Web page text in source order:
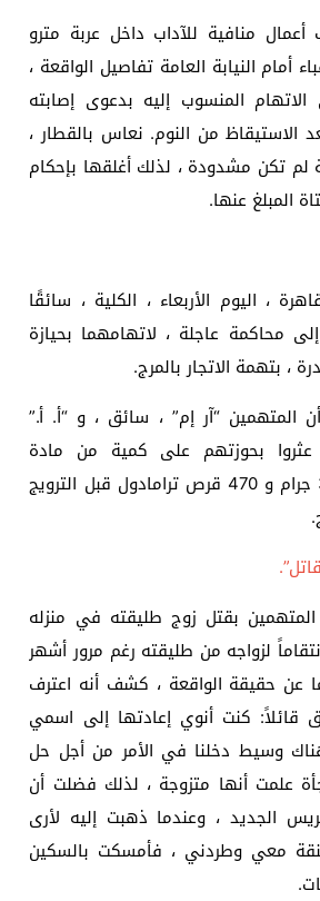
منافية للآداب داخل عربة مترو
أمام النيابة العامة تفاصيل الواقعة ،
المنسوب إليه بدعوى إصابته
الاستيقاظ من النوم. نعاس بالقطار ،
لم تكن مشدودة ، لذلك أغلقها بإحكام
المبلغ عنها.
، اليوم الأربعاء ، الكلية ، سائقًا
محاكمة عاجلة ، لاتهامهما بحيازة
، بتهمة الاتجار بالمرج.
المتهمين “آر إم” ، سائق ، و “أ. أ.”
بحوزتهم على كمية من مادة
ستروكس وزنها 300 جرام و 470 قرص ترامادول قبل الترويج
المتهمين بقتل زوج طليقته في منزله
لزواجه من طليقته رغم مرور أشهر
عن حقيقة الواقعة ، كشف أنه اعترف
قائلاً: كنت أنوي إعادتها إلى اسمي
وسيط دخلنا في الأمر من أجل حل
علمت أنها متزوجة ، لذلك فضلت أن
الجديد ، وعندما ذهبت إليه لأرى
معي وطردني ، فأمسكت بالسكين